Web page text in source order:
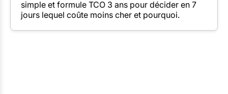
simple et formule TCO 3 ans pour décider en 7
jours lequel coûte moins cher et pourquoi.